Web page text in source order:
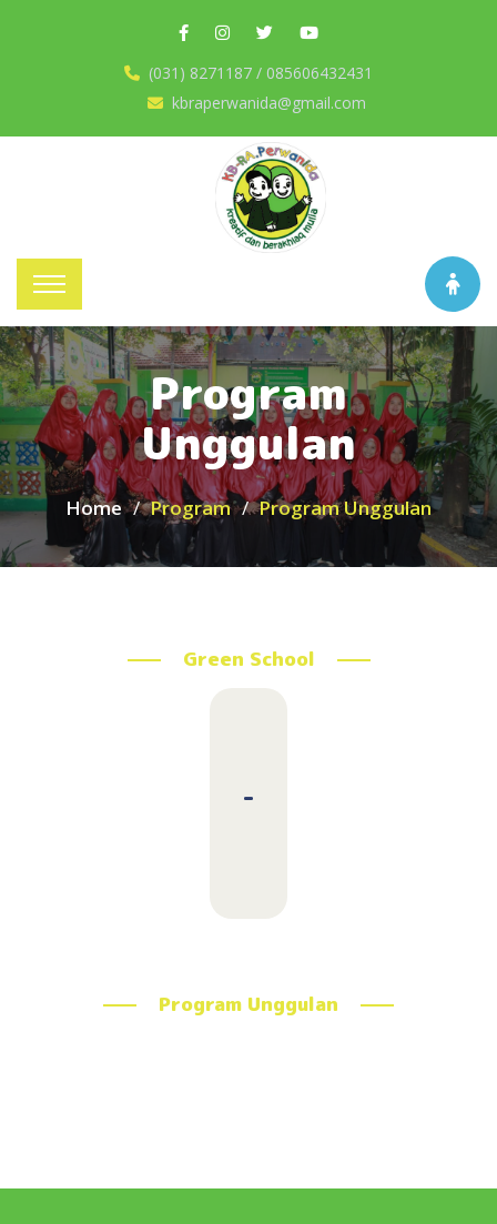
(031) 8271187 / 085606432431
kbraperwanida@gmail.com
Program
Unggulan
Home Program Program Unggulan
Green School
-
Program Unggulan